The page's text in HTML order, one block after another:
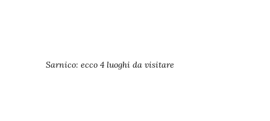
Sarnico: ecco 4 luoghi da visitare